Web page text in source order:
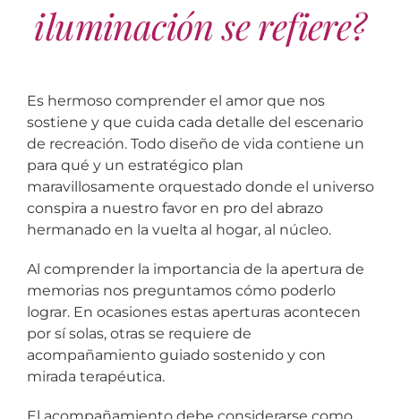
iluminación se refiere?
Es hermoso comprender el amor que nos
sostiene y que cuida cada detalle del escenario
de recreación. Todo diseño de vida contiene un
para qué y un estratégico plan
maravillosamente orquestado donde el universo
conspira a nuestro favor en pro del abrazo
hermanado en la vuelta al hogar, al núcleo.
Al comprender la importancia de la apertura de
memorias nos preguntamos cómo poderlo
lograr. En ocasiones estas aperturas acontecen
por sí solas, otras se requiere de
acompañamiento guiado sostenido y con
mirada terapéutica.